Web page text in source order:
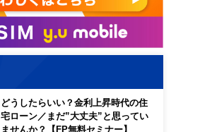
どうしたらいい？金利上昇時代の住
宅ローン／まだ”大丈夫”と思ってい
ませんか？【FP無料セミナー】